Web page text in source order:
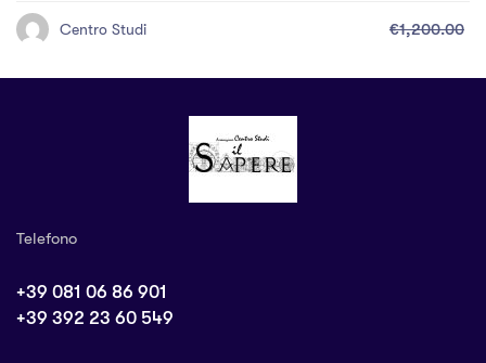
Centro Studi €1,200.00
Telefono
+39 081 06 86 901
+39 392 23 60 549